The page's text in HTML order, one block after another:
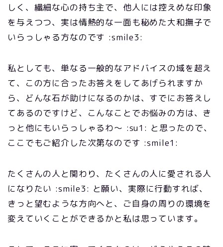
しく、繊細な心の持ち主で、他人には控えめな印象
を与えつつ、実は情熱的な一面も秘めた大和撫子で
いらっしゃる方なのです :smile3:
私としても、単なる一般的なアドバイスの域を超え
て、この方に合ったお答えをしてあげられますか
ら、どんな石が助けになるのかは、すでにお答えし
てあるのですけど、こんなことでお悩みの方は、き
っと他にもいらっしゃるわ～ :su1: と思ったので、
ここでもご紹介した次第なのです :smile1:
たくさんの人と関わり、たくさんの人に愛される人
になりたい :smile3: と願い、実際に行動すれば、
きっと望むような方向へと、ご自身の周りの環境を
変えていくことができるかと私は思っています。